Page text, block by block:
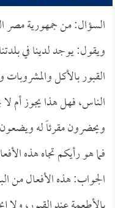
السؤال: من جمهورية مصر
ويقول: يوجد لدينا في
القبور بالأكل
الناس، فهل هذا يجوز أم
ويحضرون مقرئاً له ويضعون
فما هو رأيكم تجاه هذه
الجواب: هذه الأفعال من